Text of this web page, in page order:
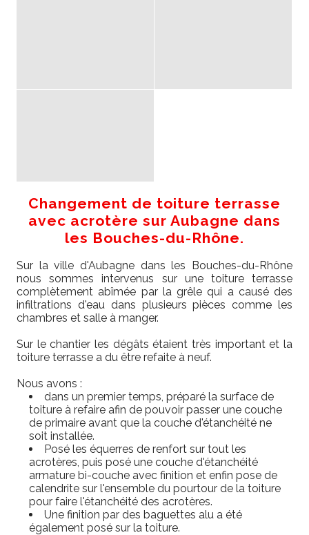
Changement de toiture terrasse
avec acrotère sur Aubagne dans
les Bouches-du-Rhône.
Sur la ville d'Aubagne dans les Bouches-du-Rhône
nous sommes intervenus sur une toiture terrasse
complètement abîmée par la grêle qui a causé des
infiltrations d'eau dans plusieurs pièces comme les
chambres et salle à manger.
Sur le chantier les dégâts étaient très important et la
toiture terrasse a du être refaite à neuf.
Nous avons :
dans un premier temps, préparé la surface de
toiture à refaire afin de pouvoir passer une couche
de primaire avant que la couche d'étanchéité ne
soit installée.
Posé les équerres de renfort sur tout les
acrotères, puis posé une couche d'étanchéité
armature bi-couche avec finition et enfin pose de
calendrite sur l'ensemble du pourtour de la toiture
pour faire l'étanchéité des acrotères.
Une finition par des baguettes alu a été
également posé sur la toiture.